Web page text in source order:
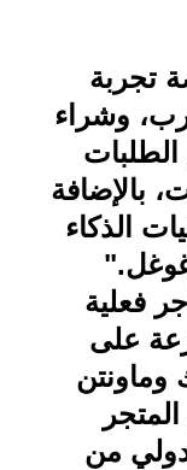
تجربة
وشراء
الطلبات
بالإضافة
الذكاء
".
حاليًا 10 متاجر فعلية
على
وماونتن
دولي من